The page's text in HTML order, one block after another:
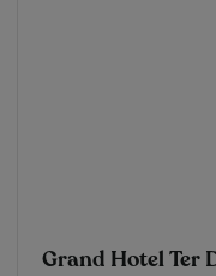
Grand Hotel Ter